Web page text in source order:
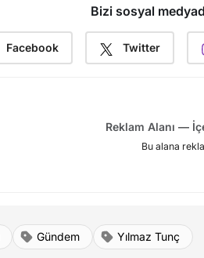
Bizi sosyal
Facebook Twitter
Reklam Alanı —
Bu alana
Gündem Yılmaz Tunç